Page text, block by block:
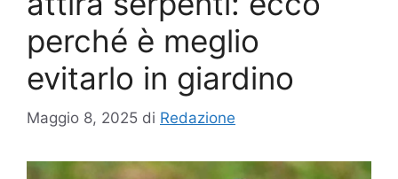
perché è meglio
evitarlo in giardino
Maggio 8, 2025 di Redazione